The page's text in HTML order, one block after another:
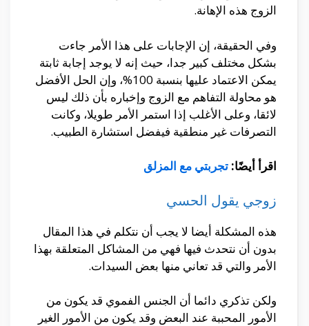
الزوج هذه الإهانة.
وفي الحقيقة، إن الإجابات على هذا الأمر جاءت
بشكل مختلف كبير جدا، حيث إنه لا يوجد إجابة ثابتة
يمكن الاعتماد عليها بنسبة 100%، وإن الحل الأفضل
هو محاولة التفاهم مع الزوج وإخباره بأن ذلك ليس
لائقا، وعلى الأغلب إذا استمر الأمر طويلا، وكانت
التصرفات غير منطقية فيفضل استشارة الطبيب.
اقرأ أيضًا: تجربتي مع المزلق
زوجي يقول الحسي
هذه المشكلة أيضا لا يجب أن نتكلم في هذا المقال
بدون أن نتحدث فيها فهي من المشاكل المتعلقة بهذا
الأمر والتي قد تعاني منها بعض السيدات.
ولكن تذكري دائما أن الجنس الفموي قد يكون من
الأمور المحببة عند البعض وقد يكون من الأمور الغير